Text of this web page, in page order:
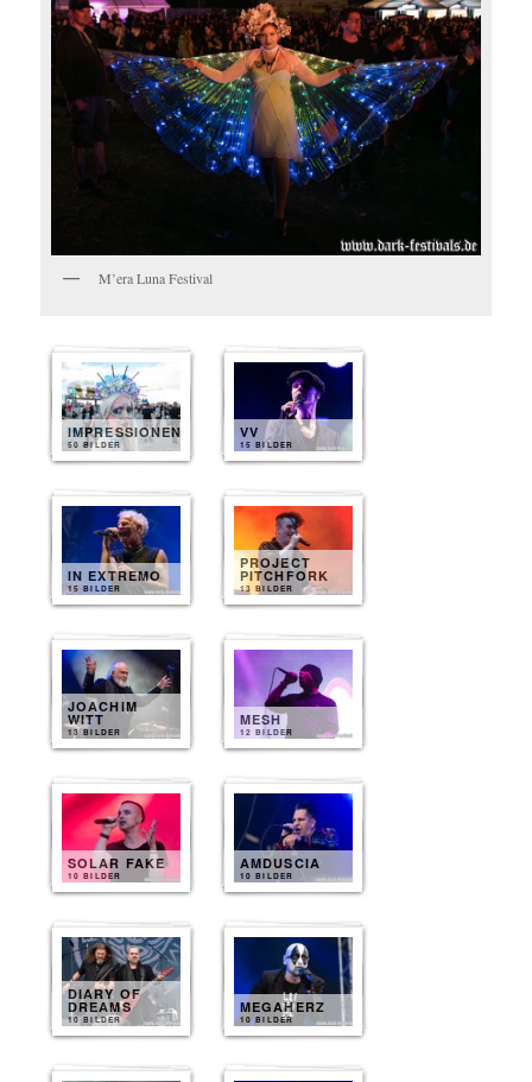
M’era Luna Festival
IMPRESSIONEN
50 BILDER
VV
15 BILDER
IN EXTREMO
15 BILDER
PROJECT
PITCHFORK
13 BILDER
JOACHIM
WITT
13 BILDER
MESH
12 BILDER
SOLAR FAKE
10 BILDER
AMDUSCIA
10 BILDER
DIARY OF
DREAMS
10 BILDER
MEGAHERZ
10 BILDER